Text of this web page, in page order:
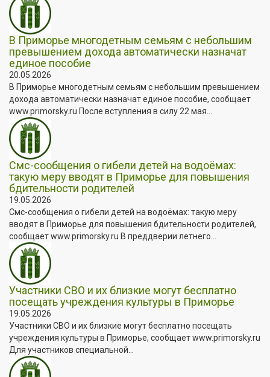
В Приморье многодетным семьям с небольшим
превышением дохода автоматически назначат
единое пособие
20.05.2026
В Приморье многодетным семьям с небольшим превышением
дохода автоматически назначат единое пособие, сообщает
www.primorsky.ru После вступления в силу 22 мая...
Смс-сообщения о гибели детей на водоёмах:
такую меру вводят в Приморье для повышения
бдительности родителей
19.05.2026
Смс-сообщения о гибели детей на водоёмах: такую меру
вводят в Приморье для повышения бдительности родителей,
сообщает www.primorsky.ru В преддверии летнего...
Участники СВО и их близкие могут бесплатно
посещать учреждения культуры в Приморье
19.05.2026
Участники СВО и их близкие могут бесплатно посещать
учреждения культуры в Приморье, сообщает www.primorsky.ru
Для участников специальной...